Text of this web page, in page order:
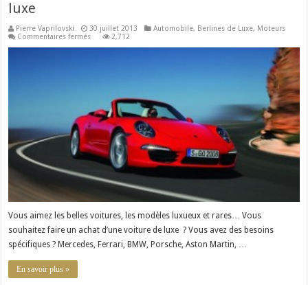
luxe
Pierre Vaprilovski 30 juillet 2013 Automobile, Berlines de Luxe, Moteurs
Commentaires ferméssur
luxe
2,712
Vous aimez les belles voitures, les modèles luxueux et rares… Vous
souhaitez faire un achat d’une voiture de luxe ? Vous avez des besoins
spécifiques ? Mercedes, Ferrari, BMW, Porsche, Aston Martin, …
En savoir plus »